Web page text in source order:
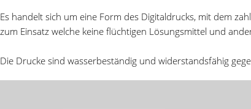
Es handelt sich um eine Form des Digitaldrucks, mit dem
zum Einsatz welche keine flüchtigen Lösungsmittel und
Die Drucke sind wasserbeständig und widerstandsfähig